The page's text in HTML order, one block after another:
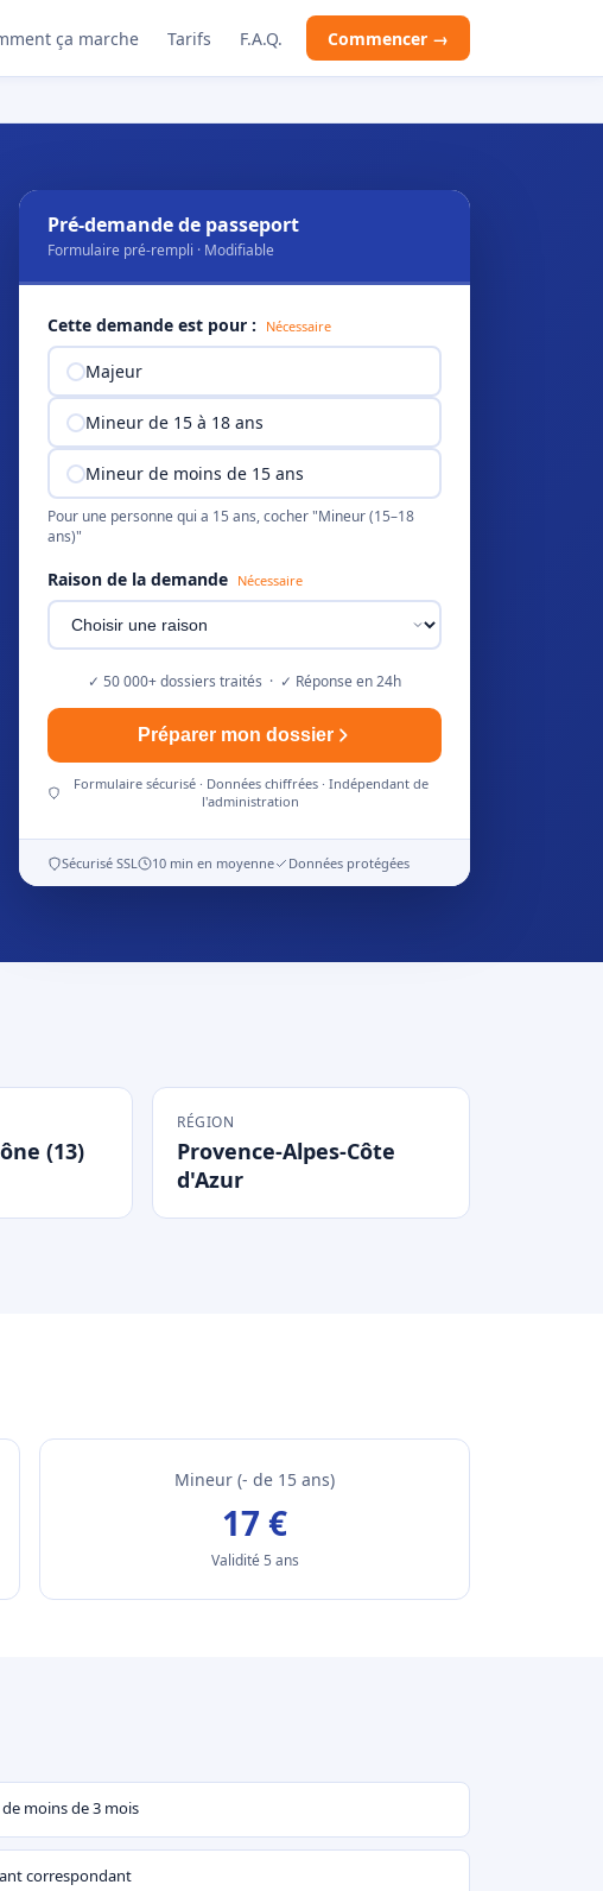
ça marche Tarifs F.A.Q. Commencer →
Pré-demande de passeport
Formulaire pré-rempli · Modifiable
Cette demande est pour : Nécessaire
Majeur
Mineur de 15 à 18 ans
Mineur de moins de 15 ans
Pour une personne qui a 15 ans, cocher "Mineur (15–18
ans)"
Raison de la demande Nécessaire
✓ 50 000+ dossiers traités · ✓ Réponse en 24h
Préparer mon dossier
Formulaire sécurisé · Données chiffrées · Indépendant de
l'administration
Sécurisé SSL 10 min en moyenne Données protégées
(13)
RÉGION
Provence-Alpes-Côte
d'Azur
Mineur (- de 15 ans)
17 €
Validité 5 ans
moins de 3 mois
correspondant